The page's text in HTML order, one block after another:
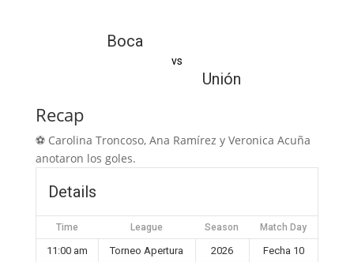
Boca
vs
Unión
Recap
⚽️ Carolina Troncoso, Ana Ramírez y Veronica Acuña
anotaron los goles.
Details
Time League Season Match Day
11:00 am Torneo Apertura 2026 Fecha 10